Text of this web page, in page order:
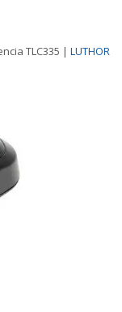
TLC335 | LUTHOR